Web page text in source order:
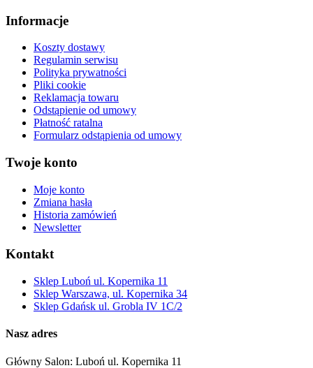
Informacje
Koszty dostawy
Regulamin serwisu
Polityka prywatności
Pliki cookie
Reklamacja towaru
Odstąpienie od umowy
Płatność ratalna
Formularz odstąpienia od umowy
Twoje konto
Moje konto
Zmiana hasła
Historia zamówień
Newsletter
Kontakt
Sklep Luboń ul. Kopernika 11
Sklep Warszawa, ul. Kopernika 34
Sklep Gdańsk ul. Grobla IV 1C/2
Nasz adres
Główny Salon: Luboń ul. Kopernika 11